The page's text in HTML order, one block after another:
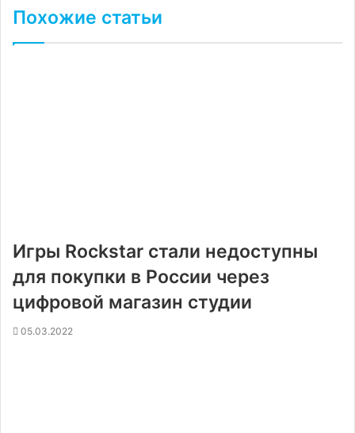
Похожие статьи
Игры Rockstar стали недоступны
для покупки в России через
цифровой магазин студии
05.03.2022